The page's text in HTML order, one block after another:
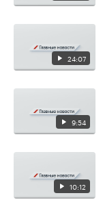
24:07
9:54
10:12